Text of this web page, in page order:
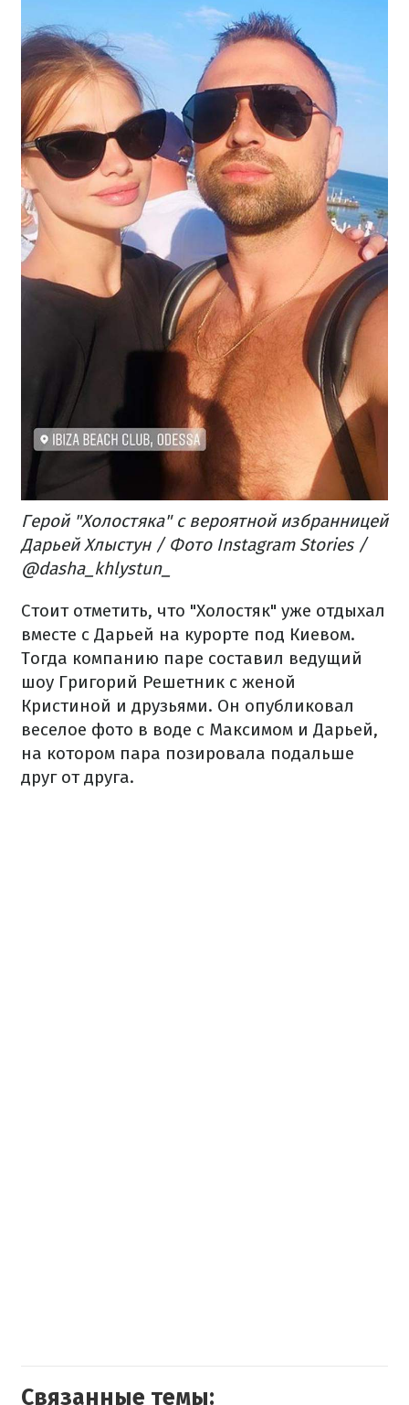
Герой "Холостяка" с вероятной избранницей
Дарьей Хлыстун / Фото Instagram Stories /
@dasha_khlystun_
Стоит отметить, что "Холостяк" уже отдыхал
вместе с Дарьей на курорте под Киевом.
Тогда компанию паре составил ведущий
шоу Григорий Решетник с женой
Кристиной и друзьями. Он опубликовал
веселое фото в воде с Максимом и Дарьей,
на котором пара позировала подальше
друг от друга.
Связанные темы: